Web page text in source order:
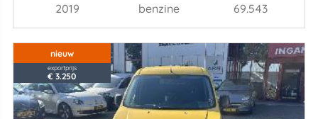
2019 benzine 69.543
nieuw
exportprijs
€ 3.250